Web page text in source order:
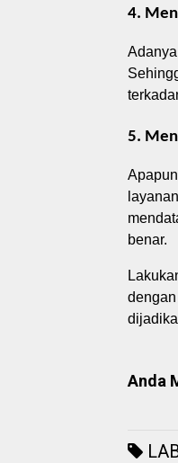
4.
5.
benar.
Anda